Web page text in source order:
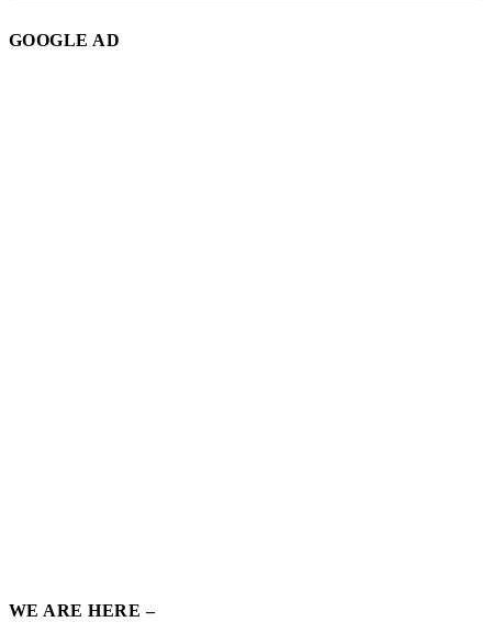
GOOGLE AD
WE ARE HERE –